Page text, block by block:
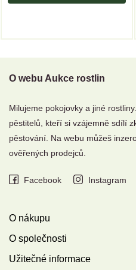
O webu Aukce rostlin
Milujeme pokojovky a jiné
pěstitelů, kteří si vzájemně sdílí
pěstování. Na webu můžeš
ověřených prodejců.
Facebook Instagram
O nákupu
O společnosti
Užitečné informace